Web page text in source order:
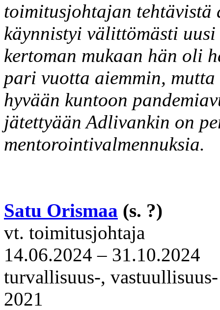
toimitusjohtajan tehtävistä
käynnistyi välittömästi
kertoman mukaan hän oli
pari vuotta aiemmin,
hyvään kuntoon
jätettyään Adlivankin on
mentorointivalmennuksia.
Satu Orismaa (s. ?)
vt. toimitusjohtaja
14.06.2024 – 31.10.2024
turvallisuus-,
2021